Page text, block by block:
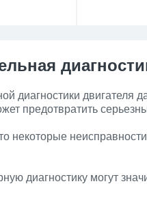
диагностики двигателя
предотвратить
некоторые
диагностику могут